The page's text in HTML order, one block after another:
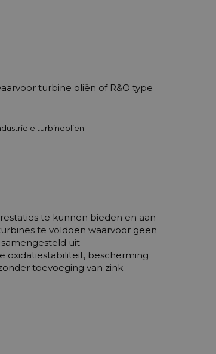
turbine oliën of R&O type
turbineoliën
te kunnen bieden en aan
te voldoen waarvoor geen
samengesteld uit
oxidatiestabiliteit, bescherming
toevoeging van zink